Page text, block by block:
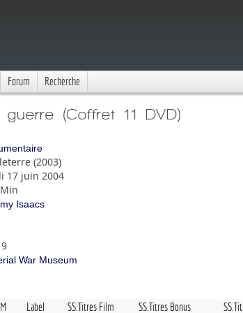
Forum Recherche
(Coffret 11 DVD)
(2003)
17 juin 2004
Isaacs
War Museum
Label SS.Titres Film SS.Titres Bonus